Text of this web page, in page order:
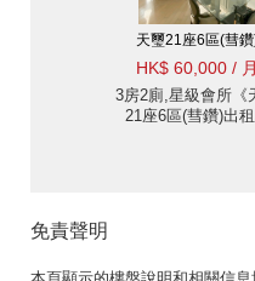
天璽21座6區(彗
HK$ 60,000 / 月
3房2廁,星級會所《
21座6區(彗鑽)出
免責聲明